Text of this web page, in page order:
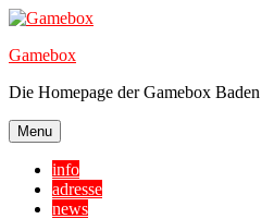
Skip
content
Gamebox
Die Homepage der Gamebox Baden
Menu
info
adresse
news